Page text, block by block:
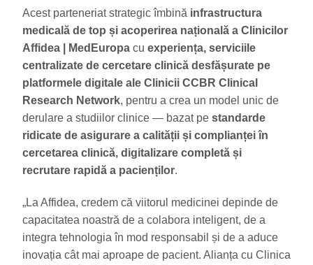
Acest parteneriat strategic îmbină infrastructura
medicală de top și acoperirea națională a Clinicilor
Affidea | MedEuropa cu experiența, serviciile
centralizate de cercetare clinică desfășurate pe
platformele digitale ale Clinicii CCBR Clinical
Research Network, pentru a crea un model unic de
derulare a studiilor clinice — bazat pe standarde
ridicate de asigurare a calității și complianței în
cercetarea clinică, digitalizare completă și
recrutare rapidă a pacienților.
„La Affidea, credem că viitorul medicinei depinde de
capacitatea noastră de a colabora inteligent, de a
integra tehnologia în mod responsabil și de a aduce
inovația cât mai aproape de pacient. Alianța cu Clinica